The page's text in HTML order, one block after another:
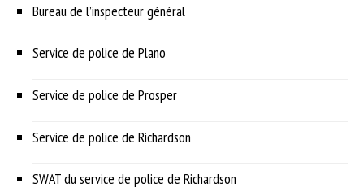
Bureau de l’inspecteur général
Service de police de Plano
Service de police de Prosper
Service de police de Richardson
SWAT du service de police de Richardson